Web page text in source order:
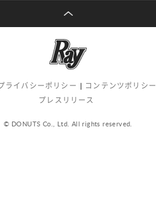
ライバシーポリシー コンテンツポリシー
プレスリリース
© DONUTS Co., Ltd. All rights reserved.